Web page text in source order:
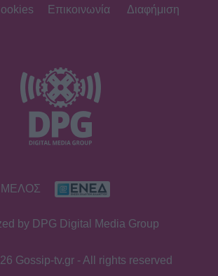
Επικοινωνία Διαφήμιση
ΜΕΛΟΣ
by DPG Digital Media Group
Gossip-tv.gr - All rights reserved